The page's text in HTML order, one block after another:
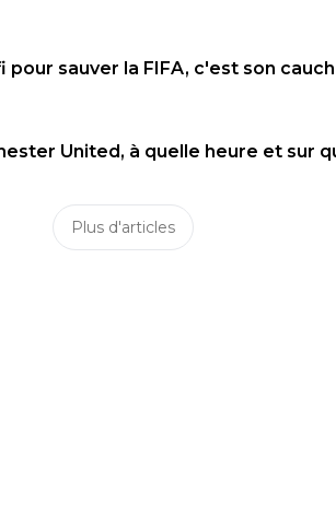
pour sauver la FIFA, c'est son
United, à quelle heure et sur
Plus d'articles